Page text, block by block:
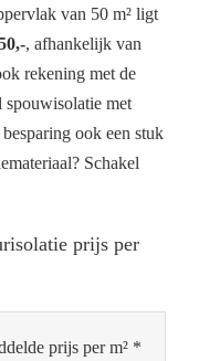
van 50 m² ligt
, afhankelijk van
rekening met de
spouwisolatie met
ook een stuk
Schakel
prijs per
prijs per m² *